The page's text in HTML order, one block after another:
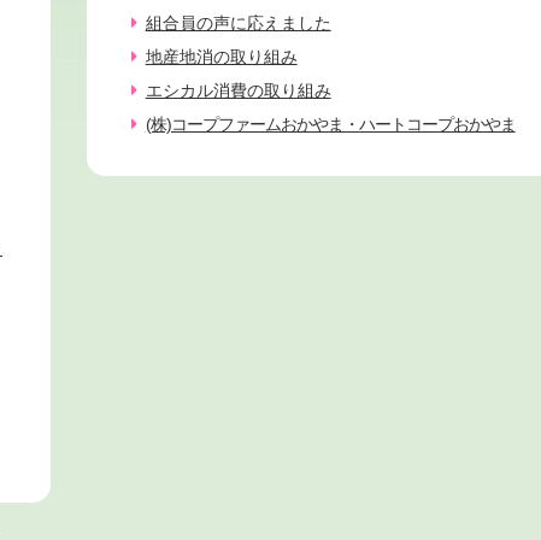
組合員の声に応えました
地産地消の取り組み
エシカル消費の取り組み
(株)コープファームおかやま・ハートコープおかやま